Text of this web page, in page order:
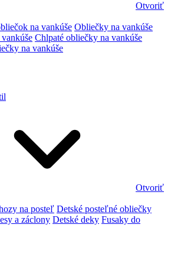
Otvoriť
na vankúše Obliečky na vankúše
Chlpaté obliečky na vankúše
na vankúše
Otvoriť
na posteľ Detské posteľné obliečky
a záclony Detské deky Fusaky do